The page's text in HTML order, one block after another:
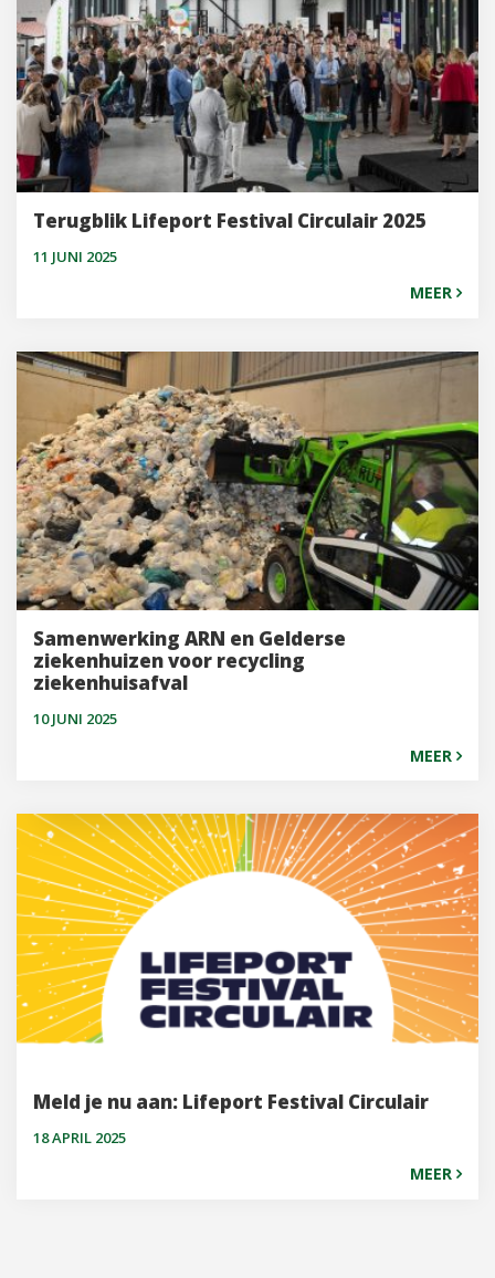
Terugblik Lifeport Festival Circulair 2025
11 JUNI 2025
MEER
Samenwerking ARN en Gelderse
ziekenhuizen voor recycling
ziekenhuisafval
10 JUNI 2025
MEER
Meld je nu aan: Lifeport Festival Circulair
18 APRIL 2025
MEER